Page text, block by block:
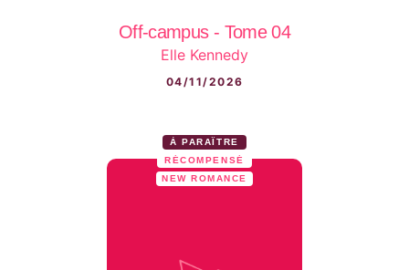
Off-campus - Tome 04
Elle Kennedy
04/11/2026
À PARAÎTRE
RÉCOMPENSÉ
NEW ROMANCE